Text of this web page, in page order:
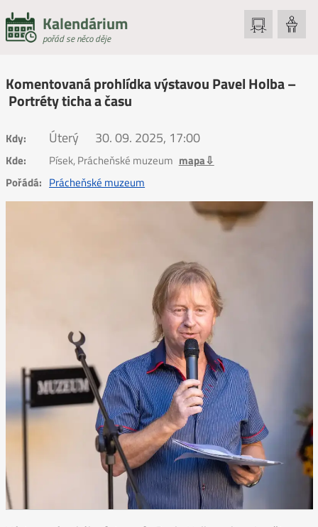
Kalendárium
pořád se něco děje
Komentovaná prohlídka výstavou Pavel Holba –
Portréty ticha a času
Kdy: Úterý 30. 09. 2025, 17:00
Kde: Písek, Prácheňské muzeum mapa⇩
Pořádá: Prácheňské muzeum